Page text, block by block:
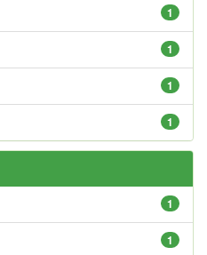
1
1
1
1
1
1